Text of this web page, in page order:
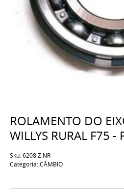
ROLAMENTO DO
WILLYS RURAL F75 -
Sku:6208.Z.NR
Categoria:CÂMBIO